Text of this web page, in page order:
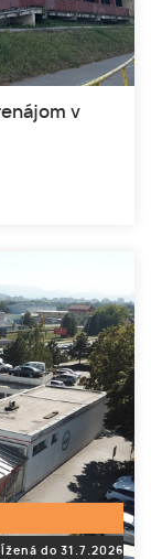
v
do 31.7.2026